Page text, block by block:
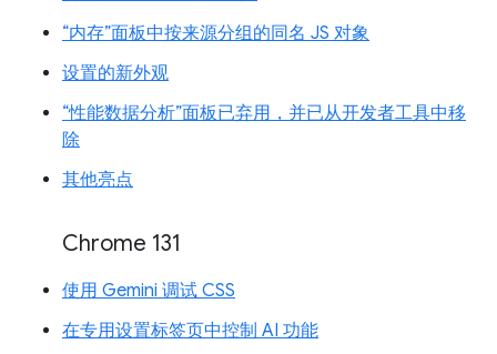
“内存”面板中按来源分组的同名 JS 对象
设置的新外观
“性能数据分析”面板已弃用，并已从开发者工具中移
除
其他亮点
Chrome 131
使用 Gemini 调试 CSS
在专用设置标签页中控制 AI 功能